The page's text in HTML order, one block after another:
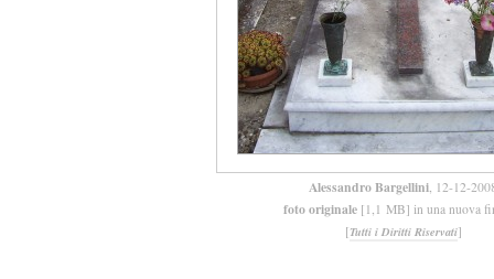
Alessandro Bargellini, 12-12-
foto originale [1,1 MB] in una nuova
[Tutti i Diritti Riservati]